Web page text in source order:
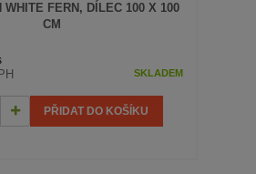
WHITE FERN, DÍLEC 100 X 100
CM
SKLADEM
PŘIDAT DO KOŠÍKU